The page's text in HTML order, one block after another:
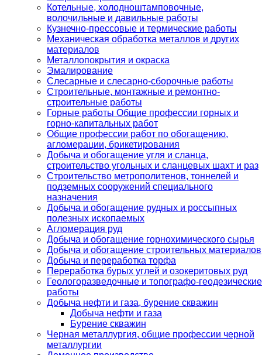
Котельные, холодноштамповочные,
волочильные и давильные работы
Кузнечно-прессовые и термические работы
Механическая обработка металлов и других
материалов
Металлопокрытия и окраска
Эмалирование
Слесарные и слесарно-сборочные работы
Строительные, монтажные и ремонтно-
строительные работы
Горные работы Общие профессии горных и
горно-капитальных работ
Общие профессии работ по обогащению,
агломерации, брикетирования
Добыча и обогащение угля и сланца,
строительство угольных и сланцевых шахт и раз
Строительство метрополитенов, тоннелей и
подземных сооружений специального
назначения
Добыча и обогащение рудных и россыпных
полезных ископаемых
Агломерация руд
Добыча и обогащение горнохимического сырья
Добыча и обогащение строительных материалов
Добыча и переработка торфа
Переработка бурых углей и озокеритовых руд
Геологоразведочные и топографо-геодезические
работы
Добыча нефти и газа, бурение скважин
Добыча нефти и газа
Бурение скважин
Черная металлургия, общие профессии черной
металлургии